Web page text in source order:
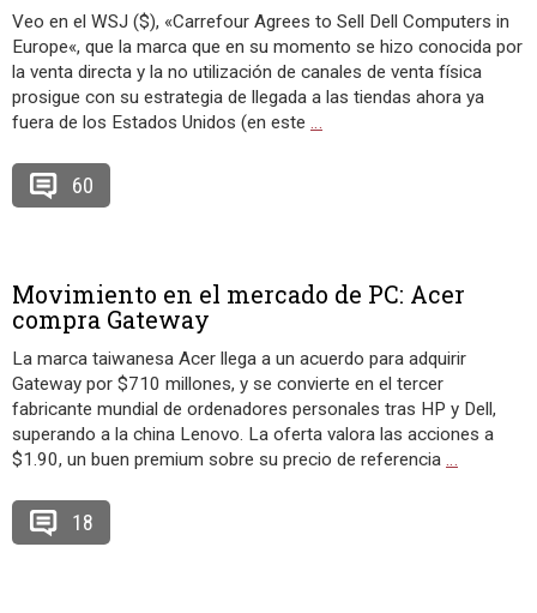
Veo en el WSJ ($), «Carrefour Agrees to Sell Dell Computers in
Europe«, que la marca que en su momento se hizo conocida por
la venta directa y la no utilización de canales de venta física
prosigue con su estrategia de llegada a las tiendas ahora ya
fuera de los Estados Unidos (en este …
60
Movimiento en el mercado de PC: Acer
compra Gateway
La marca taiwanesa Acer llega a un acuerdo para adquirir
Gateway por $710 millones, y se convierte en el tercer
fabricante mundial de ordenadores personales tras HP y Dell,
superando a la china Lenovo. La oferta valora las acciones a
$1.90, un buen premium sobre su precio de referencia …
18